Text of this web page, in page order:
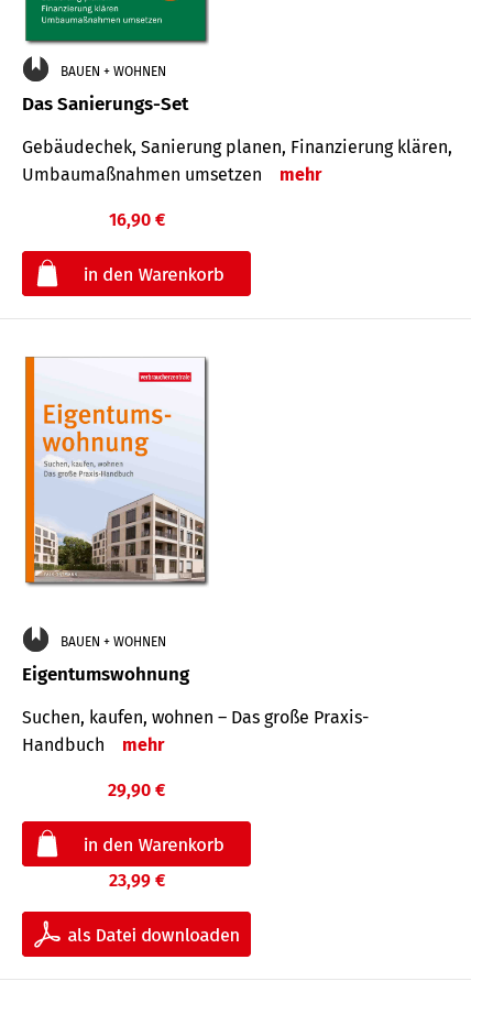
BAUEN + WOHNEN
Das Sanierungs-Set
Gebäudechek, Sanierung planen, Finanzierung klären,
Umbaumaßnahmen umsetzen
mehr
16,90 €
BAUEN + WOHNEN
Eigentumswohnung
Suchen, kaufen, wohnen – Das große Praxis-
Handbuch
mehr
29,90 €
23,99 €